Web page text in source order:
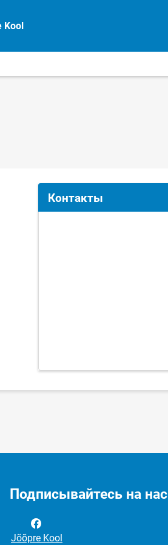
Kool
Контакты
Подписывайтесь на нас
Jõõpre Kool